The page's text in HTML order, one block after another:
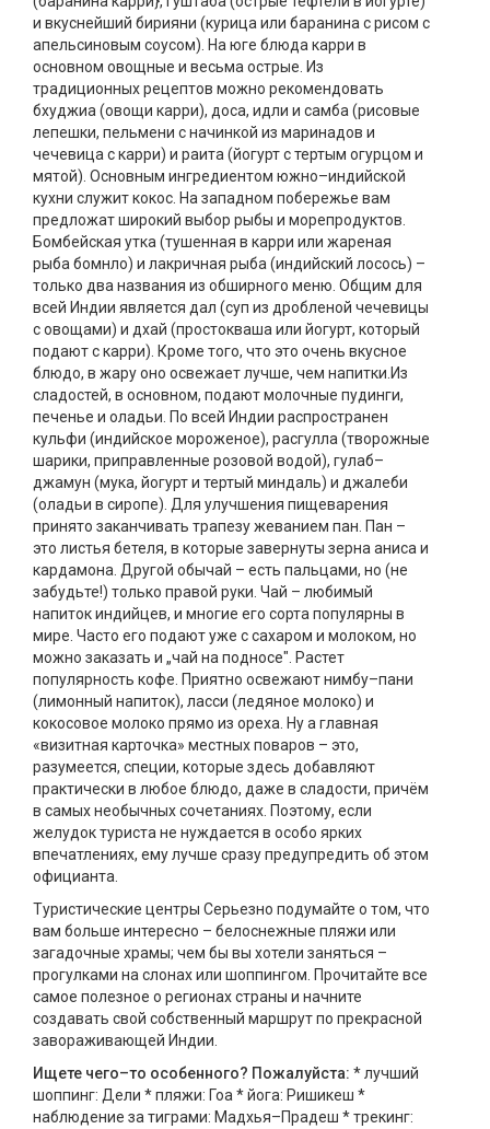
и вкуснейший бирияни (курица или баранина с рисом с
апельсиновым соусом). На юге блюда карри в
основном овощные и весьма острые. Из
традиционных рецептов можно рекомендовать
бхуджиа (овощи карри), доса, идли и самба (рисовые
лепешки, пельмени с начинкой из маринадов и
чечевица с карри) и раита (йогурт с тертым огурцом и
мятой). Основным ингредиентом южно–индийской
кухни служит кокос. На западном побережье вам
предложат широкий выбор рыбы и морепродуктов.
Бомбейская утка (тушенная в карри или жареная
рыба бомнло) и лакричная рыба (индийский лосось) –
только два названия из обширного меню. Общим для
всей Индии является дал (суп из дробленой чечевицы
с овощами) и дхай (простокваша или йогурт, который
подают с карри). Кроме того, что это очень вкусное
блюдо, в жару оно освежает лучше, чем напитки.Из
сладостей, в основном, подают молочные пудинги,
печенье и оладьи. По всей Индии распространен
кульфи (индийское мороженое), расгулла (творожные
шарики, приправленные розовой водой), гулаб–
джамун (мука, йогурт и тертый миндаль) и джалеби
(оладьи в сиропе). Для улучшения пищеварения
принято заканчивать трапезу жеванием пан. Пан –
это листья бетеля, в которые завернуты зерна аниса и
кардамона. Другой обычай – есть пальцами, но (не
забудьте!) только правой руки. Чай – любимый
напиток индийцев, и многие его сорта популярны в
мире. Часто его подают уже с сахаром и молоком, но
можно заказать и „чай на подносе". Растет
популярность кофе. Приятно освежают нимбу–пани
(лимонный напиток), ласси (ледяное молоко) и
кокосовое молоко прямо из ореха. Ну а главная
«визитная карточка» местных поваров – это,
разумеется, специи, которые здесь добавляют
практически в любое блюдо, даже в сладости, причём
в самых необычных сочетаниях. Поэтому, если
желудок туриста не нуждается в особо ярких
впечатлениях, ему лучше сразу предупредить об этом
официанта.
Туристические центры Серьезно подумайте о том, что
вам больше интересно – белоснежные пляжи или
загадочные храмы; чем бы вы хотели заняться –
прогулками на слонах или шоппингом. Прочитайте все
самое полезное о регионах страны и начните
создавать свой собственный маршрут по прекрасной
завораживающей Индии.
Ищете чего–то особенного? Пожалуйста: * лучший
шоппинг: Дели * пляжи: Гоа * йога: Ришикеш *
наблюдение за тиграми: Мадхья–Прадеш * трекинг: